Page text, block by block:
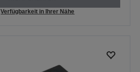
Verfügbarkeit in Ihrer Nähe